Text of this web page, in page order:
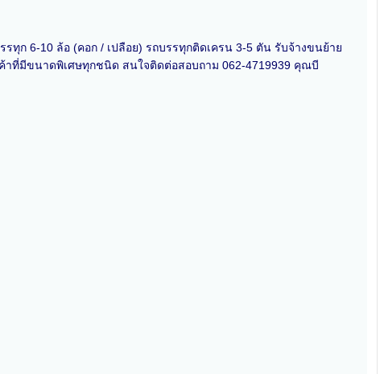
รทุก 6-10 ล้อ (คอก / เปลือย) รถบรรทุกติดเครน 3-5 ตัน รับจ้างขนย้าย
าที่มีขนาดพิเศษทุกชนิด สนใจติดต่อสอบถาม 062-4719939 คุณบี